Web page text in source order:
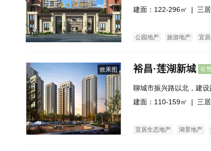
建面：122-296㎡ | 三
公园地产 旅游地产 宜
效果图 裕昌·莲湖新城 在售
聊城市振兴路以北，建
东，滨河大道以西
建面：110-159㎡ | 三
宜居生态地产 湖景地产